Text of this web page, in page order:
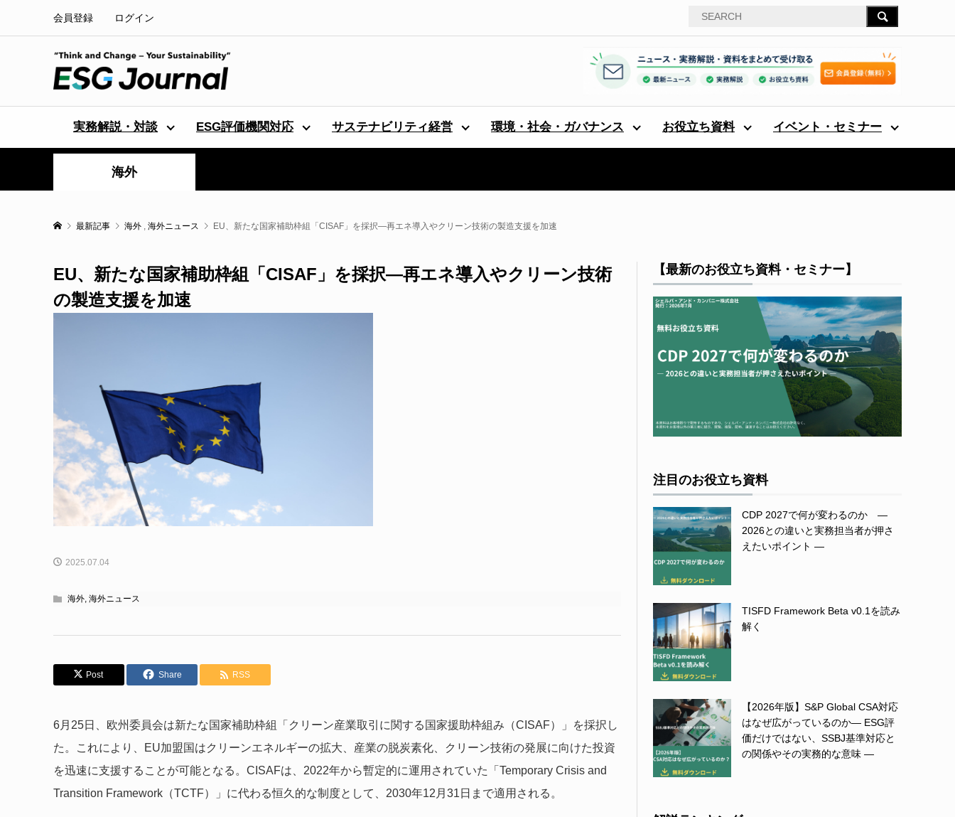
会員登録 ログイン
実務解説・対談 ESG評価機関対応 サステナビリティ経営 環境・社会・ガバナンス お役立ち資料 イベント・セミナー
海外
最新記事 海外 , 海外ニュース EU、新たな国家補助枠組「CISAF」を採択―再エネ導入やクリーン技術の製造支援を加速
EU、新たな国家補助枠組「CISAF」を採択―再エネ導入やクリーン技術
の製造支援を加速
2025.07.04
海外, 海外ニュース
Post Share RSS
6月25日、欧州委員会は新たな国家補助枠組「クリーン産業取引に関する国家援助枠組み（CISAF）」を採択し
た。これにより、EU加盟国はクリーンエネルギーの拡大、産業の脱炭素化、クリーン技術の発展に向けた投資
を迅速に支援することが可能となる。CISAFは、2022年から暫定的に運用されていた「Temporary Crisis and
Transition Framework（TCTF）」に代わる恒久的な制度として、2030年12月31日まで適用される。
【最新のお役立ち資料・セミナー】
注目のお役立ち資料
CDP 2027で何が変わるのか ―
2026との違いと実務担当者が押さ
えたいポイント ―
TISFD Framework Beta v0.1を読み
解く
【2026年版】S&P Global CSA対応
はなぜ広がっているのか― ESG評
価だけではない、SSBJ基準対応と
の関係やその実務的な意味 ―